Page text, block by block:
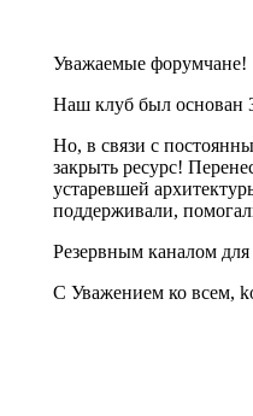
Уважаемые форумчане!
Наш клуб был основан
Но, в связи с
закрыть ресурс!
устаревшей
поддерживали,
Резервным каналом
С Уважением ко всем,